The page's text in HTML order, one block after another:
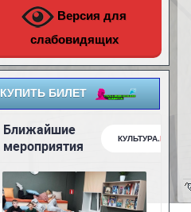
Версия для
слабовидящих
КУПИТЬ БИЛЕТ